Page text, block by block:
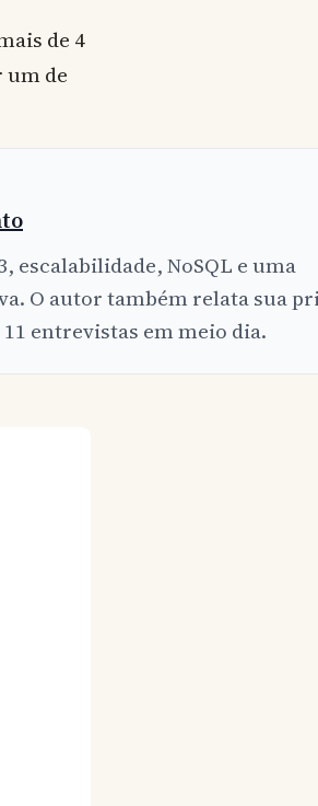
de 4
um de
escalabilidade, NoSQL e uma
O autor também relata sua
entrevistas em meio dia.